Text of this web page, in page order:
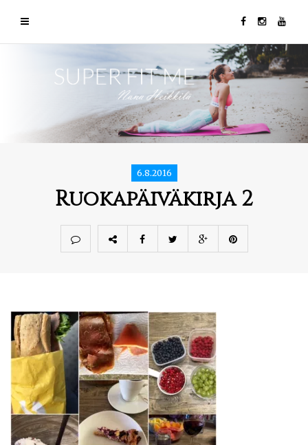
6.8.2016
Ruokapäiväkirja 2